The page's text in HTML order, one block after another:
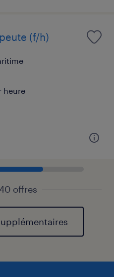
(f/h)
heure
offres